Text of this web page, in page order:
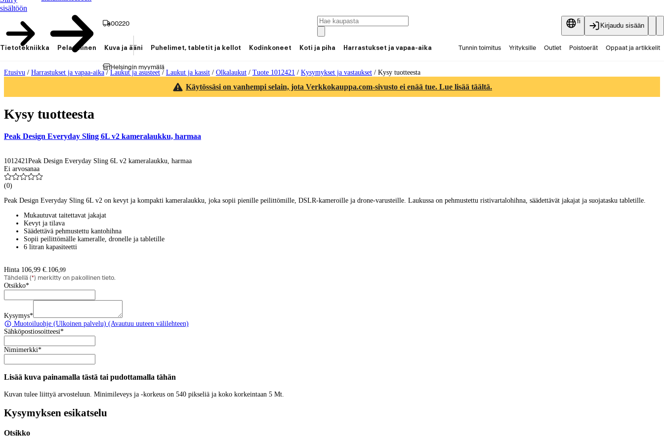
sisältöön
00220
Helsingin myymälä
fi
Kirjaudu sisään
Tietotekniikka Pelaaminen Kuva ja ääni Puhelimet, tabletit ja kellot Kodinkoneet Koti ja piha Harrastukset ja vapaa-aika Tunnin toimitus Yrityksille Outlet Poistoerät Oppaat ja artikkelit
Etusivu / Harrastukset ja vapaa-aika/Laukut ja asusteet / Laukut ja kassit / Olkalaukut / Tuote 1012421 / Kysymykset ja vastaukset / Kysy tuotteesta
Käytössäsi on vanhempi selain, jota Verkkokauppa.com-sivusto ei enää tue. Lue lisää täältä.
Kysy tuotteesta
Peak Design Everyday Sling 6L v2 kameralaukku, harmaa
1012421Peak Design Everyday Sling 6L v2 kameralaukku, harmaa
Ei arvosanaa
(0)
Peak Design Everyday Sling 6L v2 on kevyt ja kompakti kameralaukku, joka sopii pienille peilittömille, DSLR-kameroille ja drone-varusteille. Laukussa on pehmustettu ristivartalohihna, säädettävät jakajat ja suojatasku tabletille.
Mukautuvat taitettavat jakajat
Kevyt ja tilava
Säädettävä pehmustettu kantohihna
Sopii peilittömälle kameralle, dronelle ja tabletille
6 litran kapasiteetti
Hinta 106,99 €.106,99
Tähdellä (*) merkitty on pakollinen tieto.
Otsikko*
Kysymys*
Muotoiluohje (Ulkoinen palvelu) (Avautuu uuteen välilehteen)
Sähköpostiosoitteesi*
Nimimerkki*
Lisää kuva painamalla tästä tai pudottamalla tähän
Kuvan tulee liittyä arvosteluun. Minimileveys ja -korkeus on 540 pikseliä ja koko korkeintaan 5 Mt.
Kysymyksen esikatselu
Otsikko